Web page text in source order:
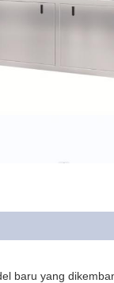
baru yang